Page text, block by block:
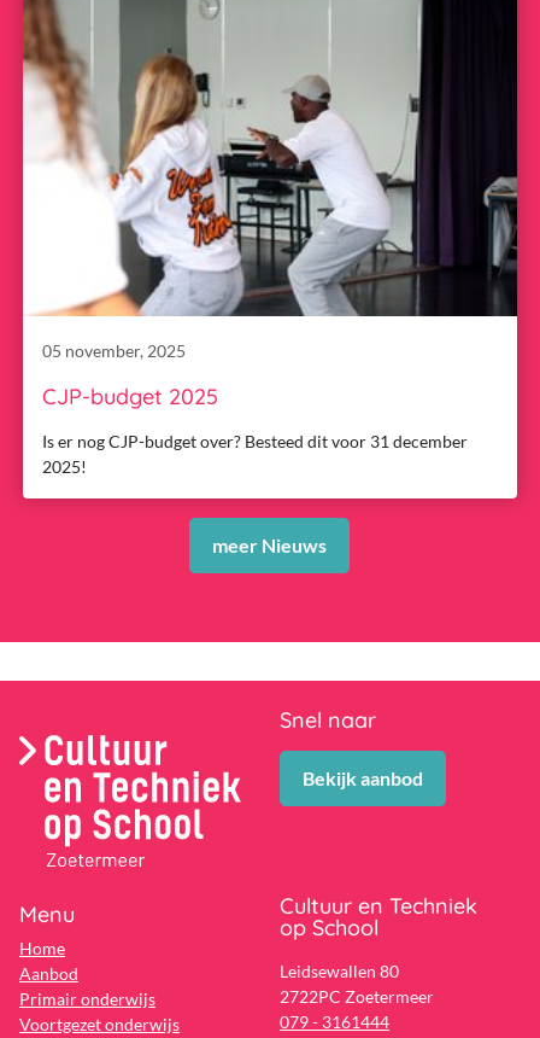
05 november, 2025
CJP-budget 2025
Is er nog CJP-budget over? Besteed dit voor 31 december
2025!
meer Nieuws
Snel naar
Bekijk aanbod
Menu
Home
Aanbod
Primair onderwijs
Voortgezet onderwijs
Cultuur en Techniek
op School
Leidsewallen 80
2722PC Zoetermeer
079 - 3161444